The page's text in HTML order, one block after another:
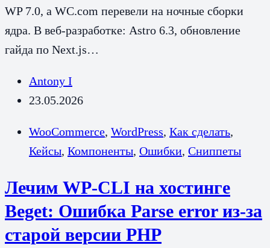
WP 7.0, а WC.com перевели на ночные сборки
ядра. В веб-разработке: Astro 6.3, обновление
гайда по Next.js…
Antony I
23.05.2026
WooCommerce, WordPress, Как сделать,
Кейсы, Компоненты, Ошибки, Сниппеты
Лечим WP-CLI на хостинге
Beget: Ошибка Parse error из-за
старой версии PHP